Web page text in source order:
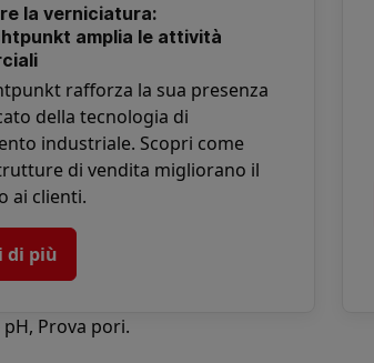
la verniciatura:
amplia le attività
rafforza la sua presenza
della tecnologia di
industriale. Scopri come
di vendita migliorano il
ai clienti.
di più
, Prova pori.